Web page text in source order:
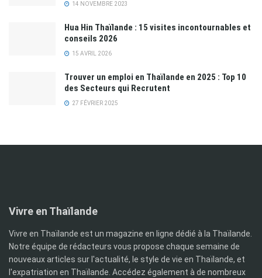
14 NOVEMBRE 2023
Hua Hin Thaïlande : 15 visites incontournables et
conseils 2026
15 AVRIL 2026
Trouver un emploi en Thaïlande en 2025 : Top 10
des Secteurs qui Recrutent
27 FÉVRIER 2025
Vivre en Thaïlande
Vivre en Thaïlande est un magazine en ligne dédié à la Thaïlande.
Notre équipe de rédacteurs vous propose chaque semaine de
nouveaux articles sur l'actualité, le style de vie en Thaïlande, et
l'expatriation en Thaïlande. Accédez également à de nombreux